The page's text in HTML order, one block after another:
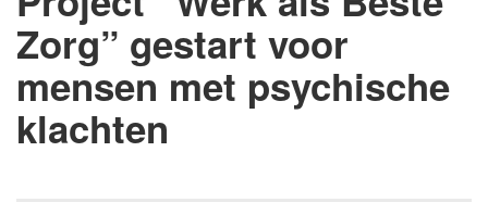
Zorg” gestart voor
mensen met psychische
klachten